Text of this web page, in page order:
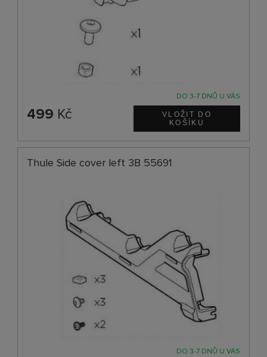
DO 3-7 DNŮ U VÁS
499 Kč
Thule Side cover left 3B 55691
DO 3-7 DNŮ U VÁS